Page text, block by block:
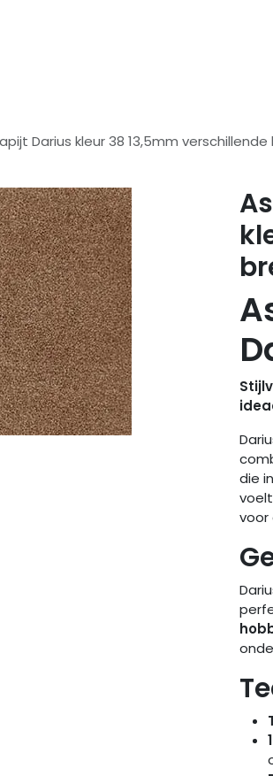
Darius kleur 38 13,5mm
die
voor